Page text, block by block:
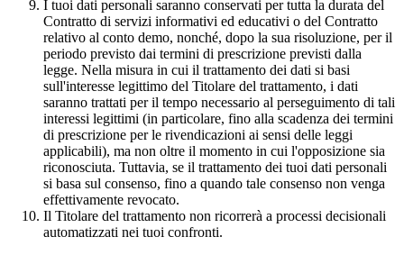
I tuoi dati personali saranno conservati per tutta la durata del
Contratto di servizi informativi ed educativi o del Contratto
relativo al conto demo, nonché, dopo la sua risoluzione, per il
periodo previsto dai termini di prescrizione previsti dalla
legge. Nella misura in cui il trattamento dei dati si basi
sull'interesse legittimo del Titolare del trattamento, i dati
saranno trattati per il tempo necessario al perseguimento di tali
interessi legittimi (in particolare, fino alla scadenza dei termini
di prescrizione per le rivendicazioni ai sensi delle leggi
applicabili), ma non oltre il momento in cui l'opposizione sia
riconosciuta. Tuttavia, se il trattamento dei tuoi dati personali
si basa sul consenso, fino a quando tale consenso non venga
effettivamente revocato.
Il Titolare del trattamento non ricorrerà a processi decisionali
automatizzati nei tuoi confronti.